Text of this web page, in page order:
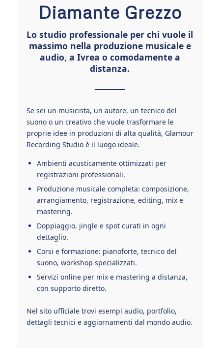
Diamante Grezzo
Lo studio professionale per chi vuole il
massimo nella produzione musicale e
audio, a Ivrea o comodamente a
distanza.
Se sei un musicista, un autore, un tecnico del
suono o un creativo che vuole trasformare le
proprie idee in produzioni di alta qualità, Glamour
Recording Studio è il luogo ideale.
Ambienti acusticamente ottimizzati per
registrazioni professionali.
Produzione musicale completa: composizione,
arrangiamento, registrazione, editing, mix e
mastering.
Doppiaggio, jingle e spot curati in ogni
dettaglio.
Corsi e formazione: pianoforte, tecnico del
suono, workshop specializzati.
Servizi online per mix e mastering a distanza,
con supporto diretto.
Nel sito ufficiale trovi esempi audio, portfolio,
dettagli tecnici e aggiornamenti dal mondo audio.